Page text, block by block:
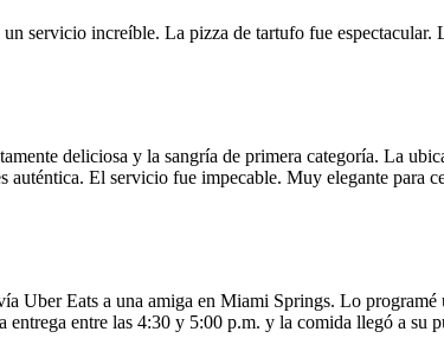
servicio increíble. La pizza de tartufo fue espectacular.
deliciosa y la sangría de primera categoría. La
auténtica. El servicio fue impecable. Muy elegante para
Uber Eats a una amiga en Miami Springs. Lo
entrega entre las 4:30 y 5:00 p.m. y la comida llegó a